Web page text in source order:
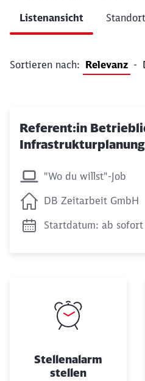
ListenansichtErgebnisse
Sortieren nach: Relevanz -
Referent:in
Infrastrukturplanung
"Wo du willst"-Job
DB Zeitarbeit GmbH
Startdatum: ab sofort
Stellenalarm
stellen